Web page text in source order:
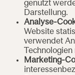
genutzt
Darstellung.
Analyse-
Website
verwendet
Marketing-